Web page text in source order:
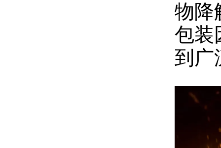
物降
包装
到广